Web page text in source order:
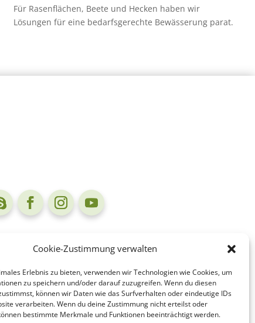
Cookie-Zustimmung verwalten
Erlebnis zu bieten, verwenden wir Technologien wie Cookies, um
zu speichern und/oder darauf zuzugreifen. Wenn du diesen
können wir Daten wie das Surfverhalten oder eindeutige IDs
verarbeiten. Wenn du deine Zustimmung nicht erteilst oder
bestimmte Merkmale und Funktionen beeinträchtigt werden.
Für Rasenflächen, Beete und Hecken haben wir
Lösungen für eine bedarfsgerechte Bewässerung parat.